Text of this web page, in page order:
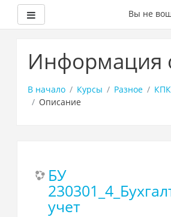
основному
Вы не
Информация
В начало Курсы Разное КПК
Описание
БУ
учет